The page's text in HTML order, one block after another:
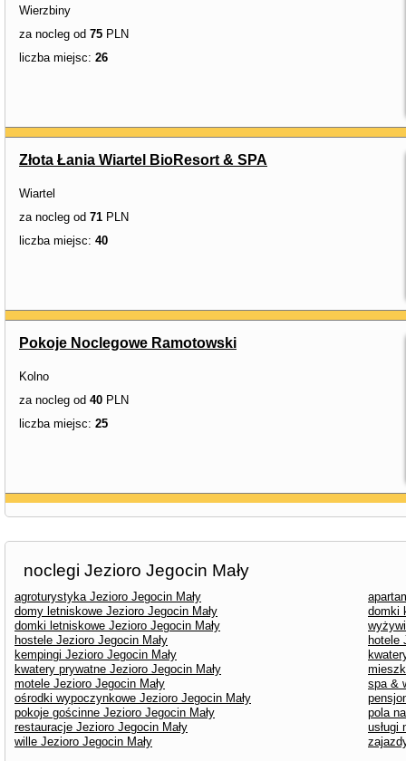
Wierzbiny
za nocleg od 75 PLN
liczba miejsc: 26
Złota Łania Wiartel BioResort & SPA
Wiartel
za nocleg od 71 PLN
liczba miejsc: 40
Pokoje Noclegowe Ramotowski
Kolno
za nocleg od 40 PLN
liczba miejsc: 25
noclegi Jezioro Jegocin Mały
agroturystyka Jezioro Jegocin Mały
domy letniskowe Jezioro Jegocin Mały
domki
domki letniskowe Jezioro Jegocin Mały
hostele Jezioro Jegocin Mały
hotele
kempingi Jezioro Jegocin Mały
kwatery prywatne Jezioro Jegocin Mały
motele Jezioro Jegocin Mały
spa &
ośrodki wypoczynkowe Jezioro Jegocin Mały
pokoje gościnne Jezioro Jegocin Mały
pola
restauracje Jezioro Jegocin Mały
usługi
wille Jezioro Jegocin Mały